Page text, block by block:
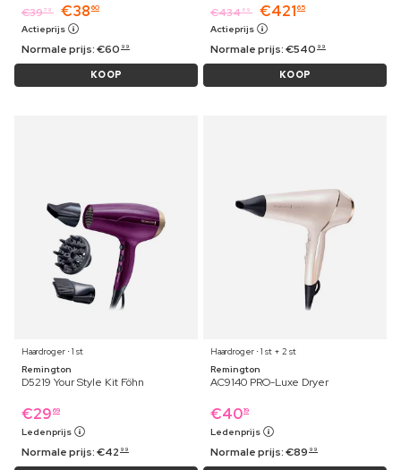
€3979 €38 60
Actieprijs
Normale prijs:€60 99
KOOP
€434 69 €421 65
Actieprijs
Normale prijs:€540 99
KOOP
Haardroger ⋅ 1 st
Remington
D5219 Your Style Kit Föhn
€29 69
Ledenprijs
Normale prijs:€42 99
Haardroger ⋅ 1 st + 2 st
Remington
AC9140 PRO-Luxe Dryer
€4019
Ledenprijs
Normale prijs:€89 99